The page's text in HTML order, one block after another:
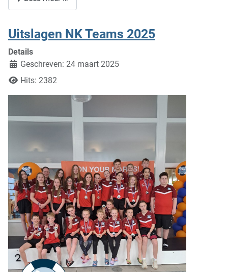
Uitslagen NK Teams 2025
Details
Geschreven: 24 maart 2025
Hits: 2382